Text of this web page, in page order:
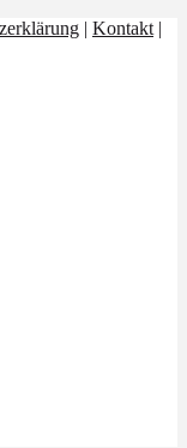
| Kontakt |